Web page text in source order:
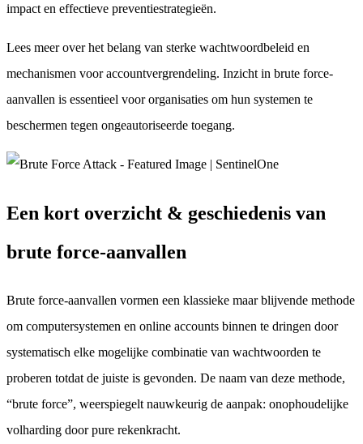
impact en effectieve preventiestrategieën.
Lees meer over het belang van sterke wachtwoordbeleid en
mechanismen voor accountvergrendeling. Inzicht in brute force-
aanvallen is essentieel voor organisaties om hun systemen te
beschermen tegen ongeautoriseerde toegang.
Een kort overzicht & geschiedenis van
brute force-aanvallen
Brute force-aanvallen vormen een klassieke maar blijvende methode
om computersystemen en online accounts binnen te dringen door
systematisch elke mogelijke combinatie van wachtwoorden te
proberen totdat de juiste is gevonden. De naam van deze methode,
“brute force”, weerspiegelt nauwkeurig de aanpak: onophoudelijke
volharding door pure rekenkracht.